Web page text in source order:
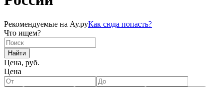
Рекомендуемые на Ау.руКак сюда попасть?
Что ищем?
Найти
Цена, руб.
Цена